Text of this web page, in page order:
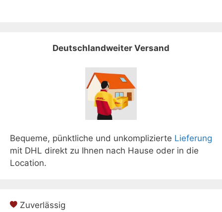
Deutschlandweiter Versand
Bequeme, pünktliche und unkomplizierte Lieferung
mit DHL direkt zu Ihnen nach Hause oder in die
Location.
Zuverlässig